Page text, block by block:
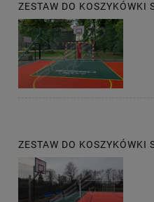
ZESTAW DO KOSZYKÓWKI
ZESTAW DO KOSZYKÓWKI